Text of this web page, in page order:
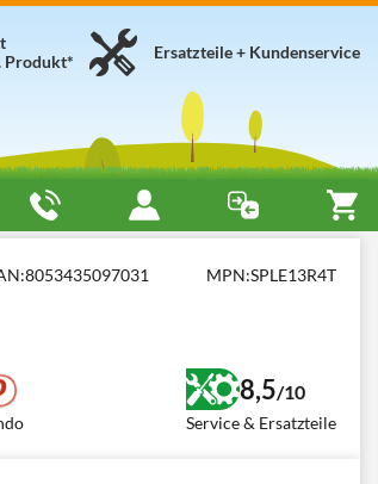
Ersatzteile + Kundenservice
Produkt*
8053435097031 MPN:SPLE13R4T
8,5/10
Service & Ersatzteile